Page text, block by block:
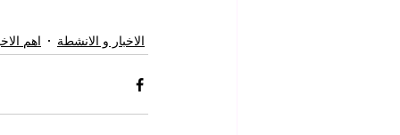
الاخبار و الانشطة اهم